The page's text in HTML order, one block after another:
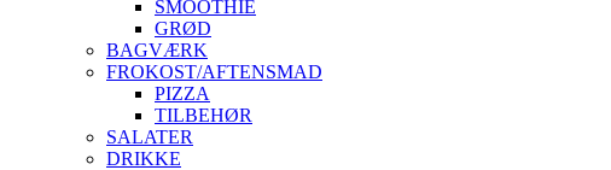
SMOOTHIE
GRØD
BAGVÆRK
FROKOST/AFTENSMAD
PIZZA
TILBEHØR
SALATER
DRIKKE